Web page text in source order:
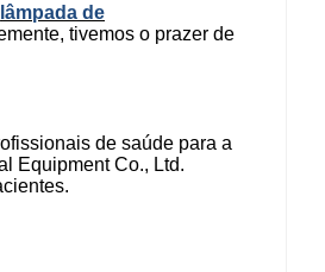
lâmpada de
tivemos o prazer de
de saúde para a
Equipment Co., Ltd.